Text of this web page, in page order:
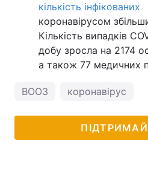
кількість інфікованих
коронавірусом
Кількість випадків
добу зросла на 2174
а також 77 медичних
ВООЗ коронавірус